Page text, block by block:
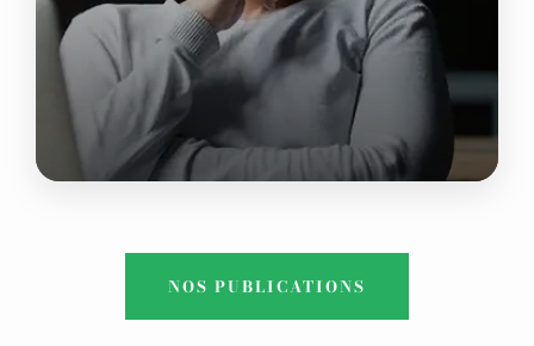
CORPORATE ADVISORY
NOS PUBLICATIONS